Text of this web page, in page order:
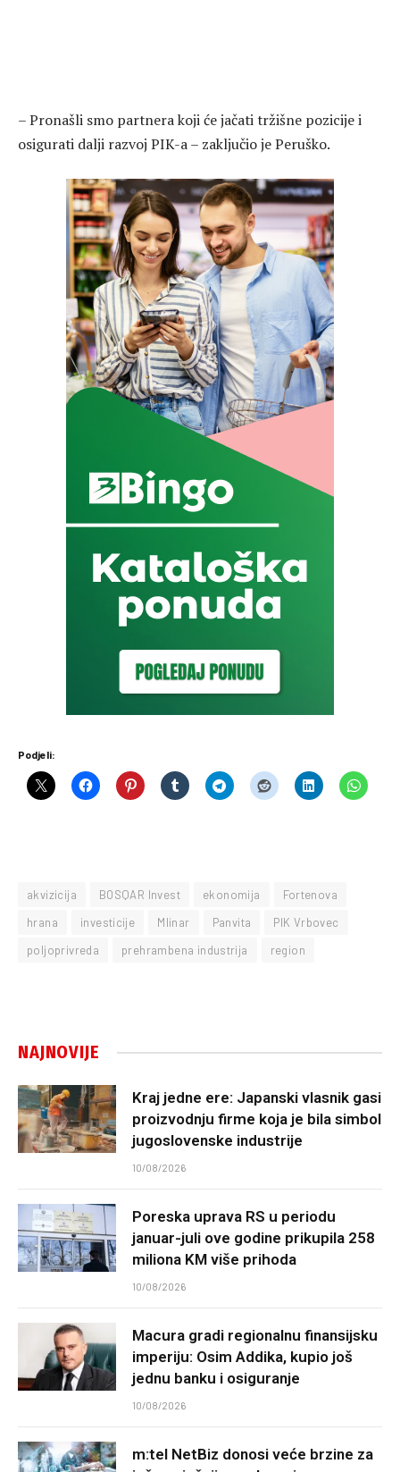
– Pronašli smo partnera koji će jačati tržišne pozicije i
osigurati dalji razvoj PIK-a – zaključio je Peruško.
Podjeli:
akvizicija BOSQAR Invest ekonomija
Fortenova
hrana
investicije Mlinar Panvita
PIK Vrbovec
poljoprivreda
prehrambena industrija region
NAJNOVIJE
Kraj jedne ere: Japanski vlasnik gasi
proizvodnju firme koja je bila simbol
jugoslovenske industrije
10/08/2026
Poreska uprava RS u periodu
januar-juli ove godine prikupila 258
miliona KM više prihoda
10/08/2026
Macura gradi regionalnu finansijsku
imperiju: Osim Addika, kupio još
jednu banku i osiguranje
10/08/2026
m:tel NetBiz donosi veće brzine za